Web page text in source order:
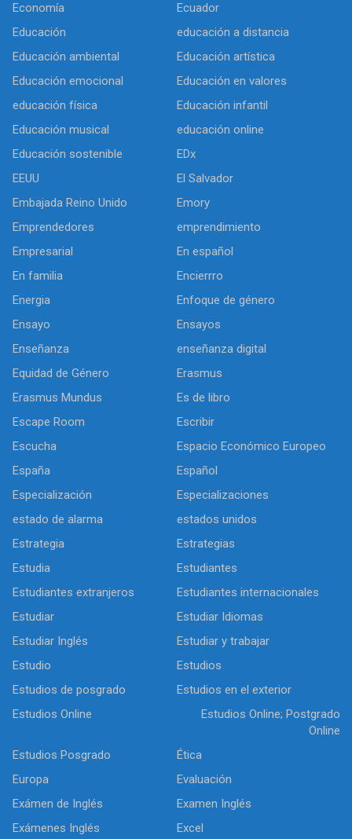
Economía
Ecuador
Educación
educación a distancia
Educación ambiental
Educación artística
Educación emocional
Educación en valores
educación física
Educación infantil
Educación musical
educación online
Educación sostenible
EDx
EEUU
El Salvador
Embajada Reino Unido
Emory
Emprendedores
emprendimiento
Empresarial
En español
En familia
Encierrro
Energia
Enfoque de género
Ensayo
Ensayos
Enseñanza
enseñanza digital
Equidad de Género
Erasmus
Erasmus Mundus
Es de libro
Escape Room
Escribir
Escucha
Espacio Económico Europeo
España
Español
Especialización
Especializaciones
estado de alarma
estados unidos
Estrategia
Estrategias
Estudia
Estudiantes
Estudiantes extranjeros
Estudiantes internacionales
Estudiar
Estudiar Idiomas
Estudiar Inglés
Estudiar y trabajar
Estudio
Estudios
Estudios de posgrado
Estudios en el exterior
Estudios Online
Estudios Online; Postgrado
Online
Estudios Posgrado
Ética
Europa
Evaluación
Exámen de Inglés
Examen Inglés
Exámenes Inglés
Excel